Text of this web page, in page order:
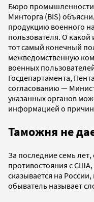
Бюро промышленности
Минторга (BIS)
продукцию военного
пользователя. О
тот самый конечный
межведомственную
военных
Госдепартамента,
согласованию —
указанных органов
информацией о
Таможня не
За последние семь
противостояния с США,
сказывается на
обыватель называет